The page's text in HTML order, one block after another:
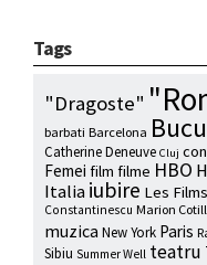
Tags
"Dragoste"
barbati Barcelona
Catherine Deneuve Cluj
Femei film filme HBO
Italiaiubire Les
Constantinescu Marion
muzica New York Paris
Sibiu Summer Well teatru